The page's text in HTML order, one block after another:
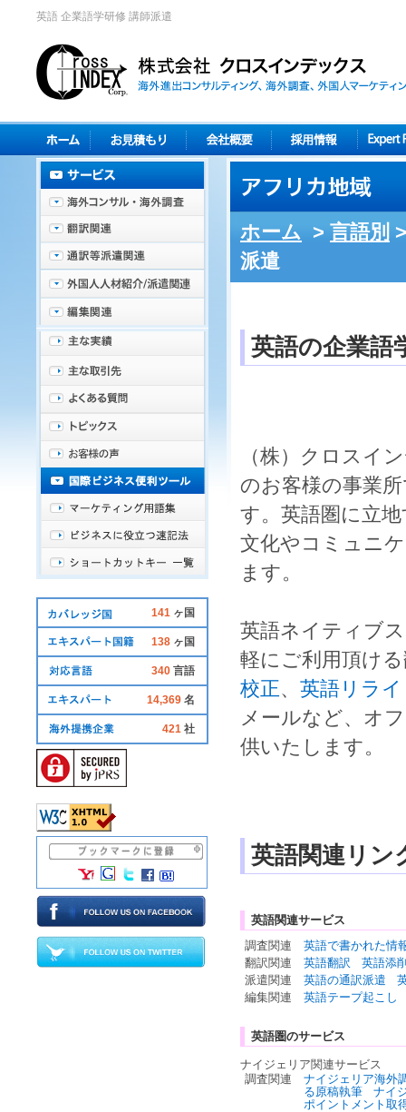
英語 企業語学研修 講師派遣
ホーム > 言語別
派遣
英語の企業語
（株）クロスイ
のお客様の事業
す。 英語圏 に立
文化やコミュニ
ます。
英語ネイティブ
軽にご利用頂け
校正、 英語リラ
メールなど、オ
供いたします。
英語関連リン
英語関連サービス
調査関連
英語で書かれた情
翻訳関連
英語翻訳
英語添
派遣関連
英語の通訳派遣
編集関連
英語テープ起こし
英語圏のサービス
ナイジェリア関連サービス
調査関連
ナイジェリア海外
る原稿執筆
ナイ
ポイントメント取
141 ヶ国
138 ヶ国
340 言語
14,369 名
421 社